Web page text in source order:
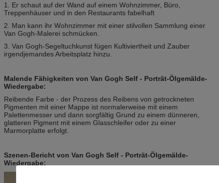
1. Er schaut auf der Wand auf einem Wohnzimmer, Büro,
Treppenhäuser und in den Restaurants fabelhaft
2. Man kann ihr Wohnzimmer mit einer stilvollen Sammlung einer
Van Gogh-Malerei schmücken.
3. Van Gogh-Segeltuchkunst fügen Kultiviertheit und Zauber
irgendjemandes Arbeitsplatz hinzu.
Malende Fähigkeiten von Van Gogh Self - Porträt-Ölgemälde-
Wiedergabe:
Reibende Farbe - der Prozess des Reibens von getrockneten
Pigmenten mit einer Mappe ist normalerweise mit einem
Palettenmesser und dann sorgfältig Grund zu einem dünneren,
glatteren Pigment mit einem Glasschleifer oder zu einer
Marmorplatte erfolgt.
Szenen-Bericht von Van Gogh Self - Porträt-Ölgemälde-
Wiedergabe: